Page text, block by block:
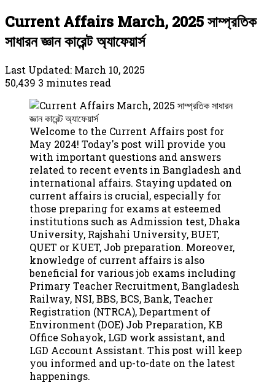
Current Affairs March, 2025 সাম্প্রতিক
সাধারন জ্ঞান কারেন্ট অ্যাফেয়ার্স
Last Updated: March 10, 2025
50,439 3 minutes read
Welcome to the Current Affairs post for
May 2024! Today's post will provide you
with important questions and answers
related to recent events in Bangladesh and
international affairs. Staying updated on
current affairs is crucial, especially for
those preparing for exams at esteemed
institutions such as Admission test, Dhaka
University, Rajshahi University, BUET,
QUET or KUET, Job preparation. Moreover,
knowledge of current affairs is also
beneficial for various job exams including
Primary Teacher Recruitment, Bangladesh
Railway, NSI, BBS, BCS, Bank, Teacher
Registration (NTRCA), Department of
Environment (DOE) Job Preparation, KB
Office Sohayok, LGD work assistant, and
LGD Account Assistant. This post will keep
you informed and up-to-date on the latest
happenings.